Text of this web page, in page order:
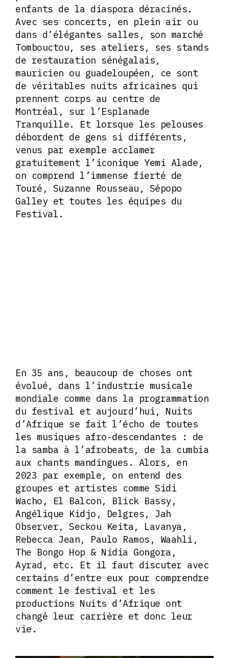
enfants de la diaspora déracinés.
Avec ses concerts, en plein air ou
dans d’élégantes salles, son marché
Tombouctou, ses ateliers, ses stands
de restauration sénégalais,
mauricien ou guadeloupéen, ce sont
de véritables nuits africaines qui
prennent corps au centre de
Montréal, sur l’Esplanade
Tranquille. Et lorsque les pelouses
débordent de gens si différents,
venus par exemple acclamer
gratuitement l’iconique Yemi Alade,
on comprend l’immense fierté de
Touré, Suzanne Rousseau, Sépopo
Galley et toutes les équipes du
Festival.
En 35 ans, beaucoup de choses ont
évolué, dans l’industrie musicale
mondiale comme dans la programmation
du festival et aujourd’hui, Nuits
d’Afrique se fait l’écho de toutes
les musiques afro-descendantes : de
la samba à l’afrobeats, de la cumbia
aux chants mandingues. Alors, en
2023 par exemple, on entend des
groupes et artistes comme Sidi
Wacho, El Balcon, Blick Bassy,
Angélique Kidjo, Delgres, Jah
Observer, Seckou Keita, Lavanya,
Rebecca Jean, Paulo Ramos, Waahli,
The Bongo Hop & Nidia Gongora,
Ayrad, etc. Et il faut discuter avec
certains d’entre eux pour comprendre
comment le festival et les
productions Nuits d’Afrique ont
changé leur carrière et donc leur
vie.